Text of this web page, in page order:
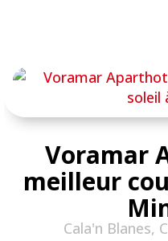
Voramar
meilleur
Cala'n Blanes,